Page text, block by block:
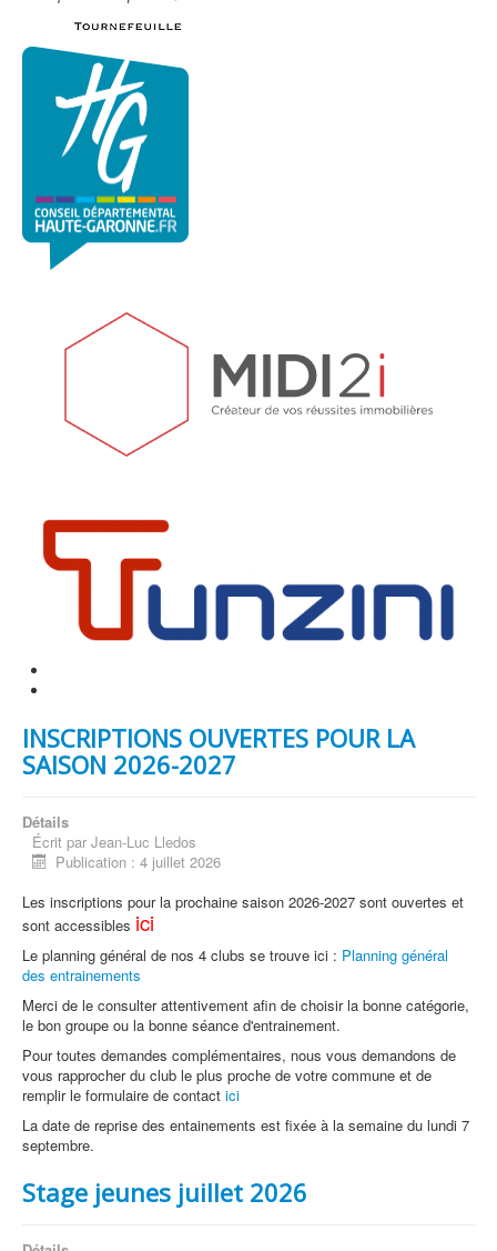
INSCRIPTIONS OUVERTES POUR LA
SAISON 2026-2027
Détails
Écrit par Jean-Luc Lledos
Publication : 4 juillet 2026
Les inscriptions pour la prochaine saison 2026-2027 sont ouvertes et
sont accessibles ici
Le planning général de nos 4 clubs se trouve ici : Planning général
des entrainements
Merci de le consulter attentivement afin de choisir la bonne catégorie,
le bon groupe ou la bonne séance d'entrainement.
Pour toutes demandes complémentaires, nous vous demandons de
vous rapprocher du club le plus proche de votre commune et de
remplir le formulaire de contact ici
La date de reprise des entainements est fixée à la semaine du lundi 7
septembre.
Stage jeunes juillet 2026